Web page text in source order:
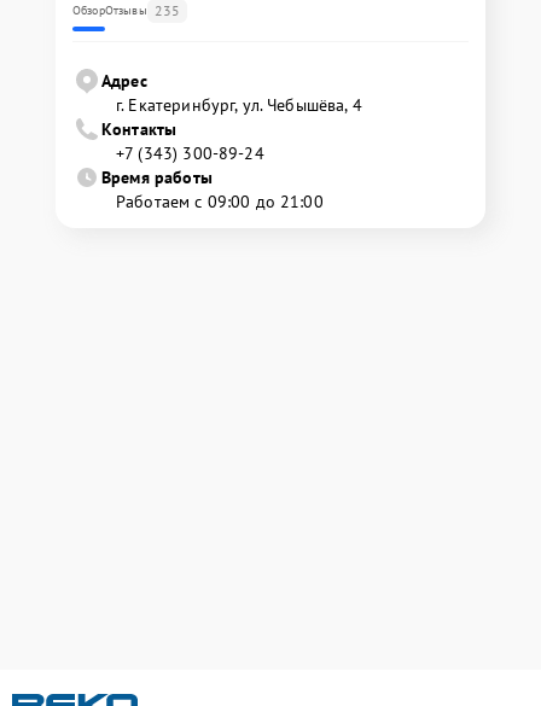
ОбзорОтзывы 235
Адрес
г. Екатеринбург, ул. Чебышёва, 4
Контакты
+7 (343) 300-89-24
Время работы
Работаем с 09:00 до 21:00